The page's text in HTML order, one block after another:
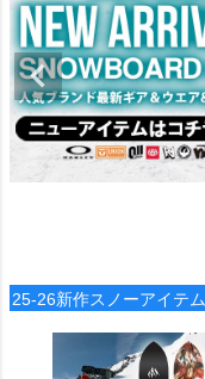
25-26新作スノーアイテム